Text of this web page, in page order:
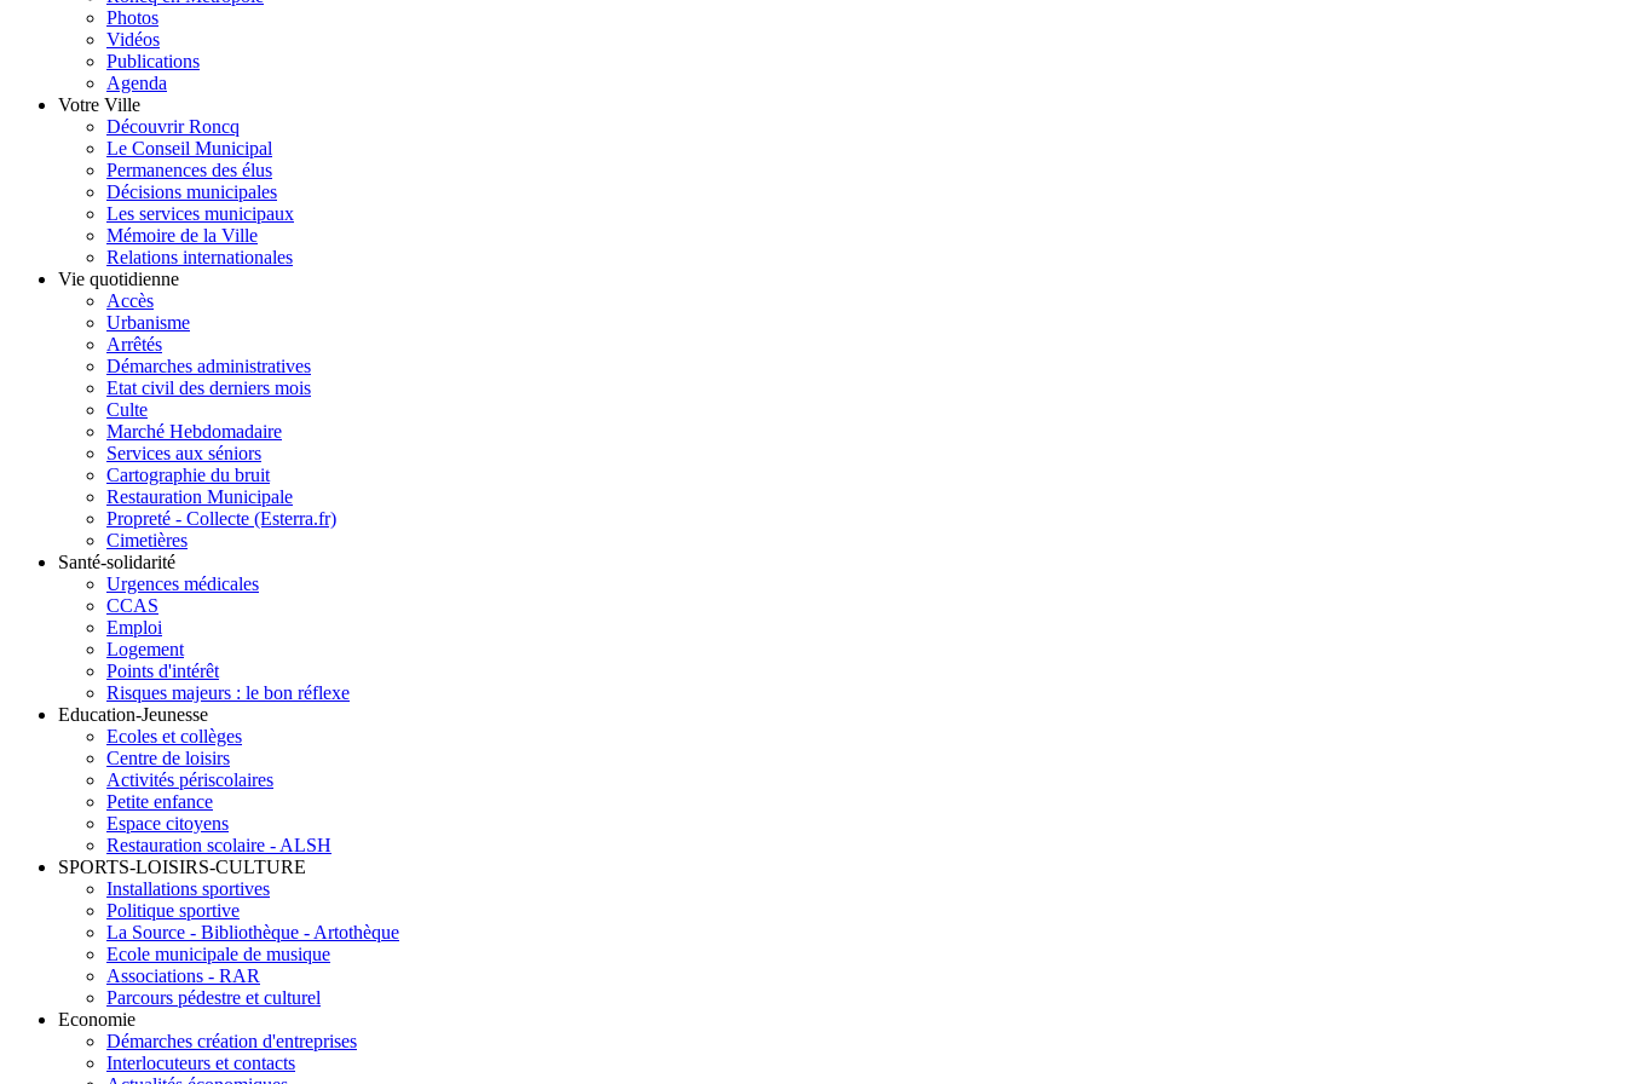
Photos
Vidéos
Publications
Agenda
Votre Ville
Découvrir Roncq
Le Conseil Municipal
Permanences des élus
Décisions municipales
Les services municipaux
Mémoire de la Ville
Relations internationales
Vie quotidienne
Accès
Urbanisme
Arrêtés
Démarches administratives
Etat civil des derniers mois
Culte
Marché Hebdomadaire
Services aux séniors
Cartographie du bruit
Restauration Municipale
Propreté - Collecte (Esterra.fr)
Cimetières
Santé-solidarité
Urgences médicales
CCAS
Emploi
Logement
Points d'intérêt
Risques majeurs : le bon réflexe
Education-Jeunesse
Ecoles et collèges
Centre de loisirs
Activités périscolaires
Petite enfance
Espace citoyens
Restauration scolaire - ALSH
SPORTS-LOISIRS-CULTURE
Installations sportives
Politique sportive
La Source - Bibliothèque - Artothèque
Ecole municipale de musique
Associations - RAR
Parcours pédestre et culturel
Economie
Démarches création d'entreprises
Interlocuteurs et contacts